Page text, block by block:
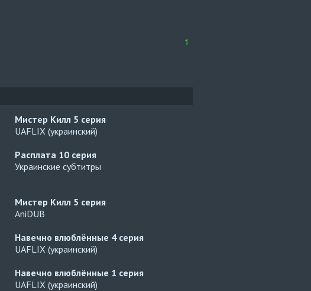
1
Мистер Килл 5 серия
UAFLIX (украинский)
Расплата 10 серия
Украинские субтитры
Мистер Килл 5 серия
AniDUB
Навечно влюблённые 4 серия
UAFLIX (украинский)
Навечно влюблённые 1 серия
UAFLIX (украинский)